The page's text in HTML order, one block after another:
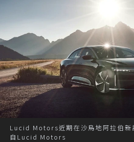
Lucid Motors近期在沙烏地阿拉伯新
自Lucid Motors